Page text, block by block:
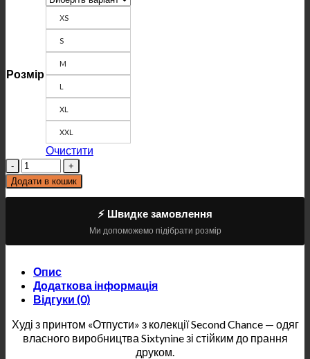
Розмір
ХS
S
M
L
XL
XXL
Очистити
Кількість
Додати в кошик
⚡ Швидке замовлення
Ми допоможемо підібрати розмір
Опис
Додаткова інформація
Відгуки (0)
Худі з принтом «Отпусти» з колекції Second Chance — одяг
власного виробництва Sixtynine зі стійким до прання
друком.